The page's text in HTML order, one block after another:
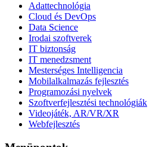
Adattechnológia
Cloud és DevOps
Data Science
Irodai szoftverek
IT biztonság
IT menedzsment
Mesterséges Intelligencia
Mobilalkalmazás fejlesztés
Programozási nyelvek
Szoftverfejlesztési technológiák
Videojáték, AR/VR/XR
Webfejlesztés